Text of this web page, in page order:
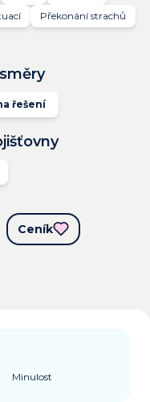
Překonání strachů
řešení
Ceník
Minulost